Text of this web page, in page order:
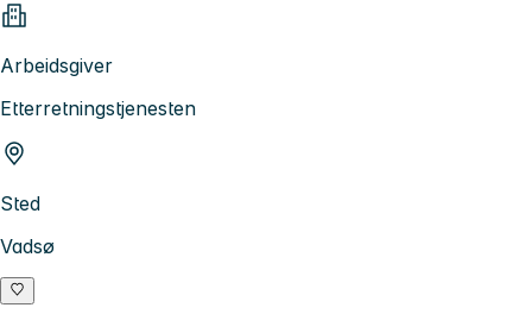
Arbeidsgiver
Etterretningstjenesten
Sted
Vadsø